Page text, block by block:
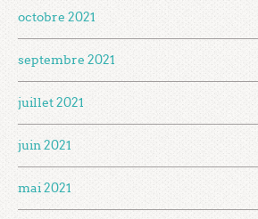
octobre 2021
septembre 2021
juillet 2021
juin 2021
mai 2021